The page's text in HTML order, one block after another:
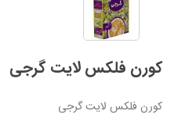
کورن فلکس لایت گرجی
کورن فلکس لایت گرجی